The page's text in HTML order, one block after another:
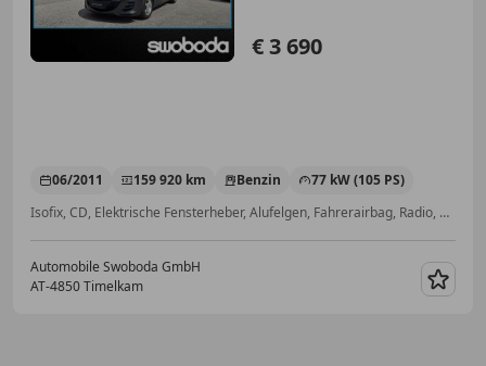
€ 3 690
06/2011 159 920 km Benzin
77 kW (105 PS)
Isofix, CD, Elektrische Fensterheber, Alufelgen, Fahrerairbag, Radio, ESP, Beifahrerairbag
Automobile Swoboda GmbH
AT-4850 Timelkam